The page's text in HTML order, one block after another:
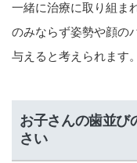
一緒に治療に取り組ま
のみならず姿勢や顔の
与えると考えられます。
お子さんの歯並び
さい